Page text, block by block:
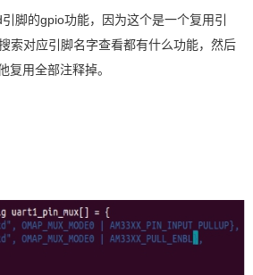
脚的gpio功能，因为这个是一个复用引
索对应引脚名字查看都有什么功能，然后
复用全部注释掉。